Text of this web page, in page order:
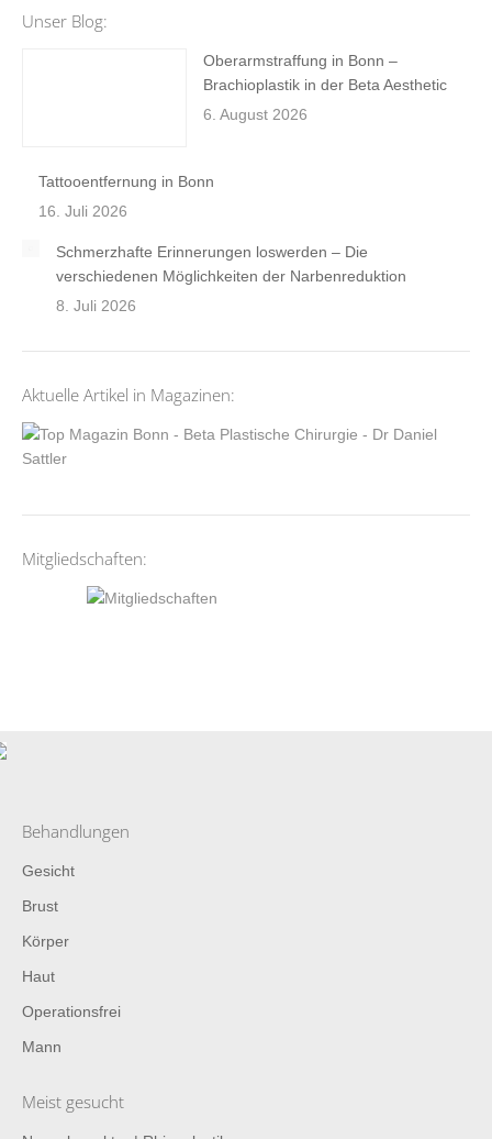
Unser Blog:
Oberarmstraffung in Bonn –
Brachioplastik in der Beta Aesthetic
6. August 2026
Tattooentfernung in Bonn
16. Juli 2026
Schmerzhafte Erinnerungen loswerden – Die
verschiedenen Möglichkeiten der Narbenreduktion
8. Juli 2026
Aktuelle Artikel in Magazinen:
Mitgliedschaften:
Behandlungen
Gesicht
Brust
Körper
Haut
Operationsfrei
Mann
Meist gesucht